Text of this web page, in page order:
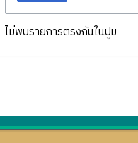
ไม่พบรายการตรงกันในปูม